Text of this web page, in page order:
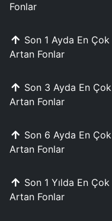
Fonlar
Son 1 Ayda En Çok
Artan Fonlar
Son 3 Ayda En Çok
Artan Fonlar
Son 6 Ayda En Çok
Artan Fonlar
Son 1 Yılda En Çok
Artan Fonlar